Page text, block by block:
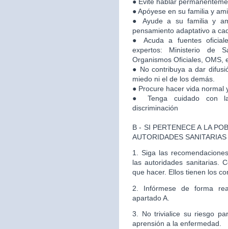
● Evite hablar
● Apóyese en su familia y
● Ayude a su familia y
pensamiento adaptativo a
● Acuda a fuentes
expertos: Ministerio de
Organismos Oficiales, OMS,
● No contribuya a dar
miedo ni el de los demás.
● Procure hacer vida normal
● Tenga cuidado con
discriminación
B - SI PERTENECE A LA
AUTORIDADES SANITARIAS
1. Siga las
las autoridades sanitarias.
que hacer. Ellos tienen los
2. Infórmese de forma
apartado A.
3. No trivialice su riesgo
aprensión a la enfermedad.